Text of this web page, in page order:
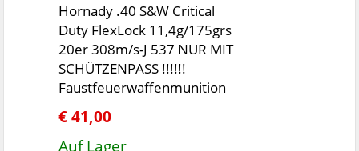
Hornady .40 S&W Critical
Duty FlexLock 11,4g/175grs
20er 308m/s-J 537 NUR MIT
SCHÜTZENPASS !!!!!!
Faustfeuerwaffenmunition
€ 41,00
Auf Lager